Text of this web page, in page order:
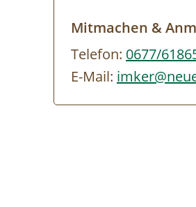
Mitmachen &
Telefon: 0677/
E-Mail: